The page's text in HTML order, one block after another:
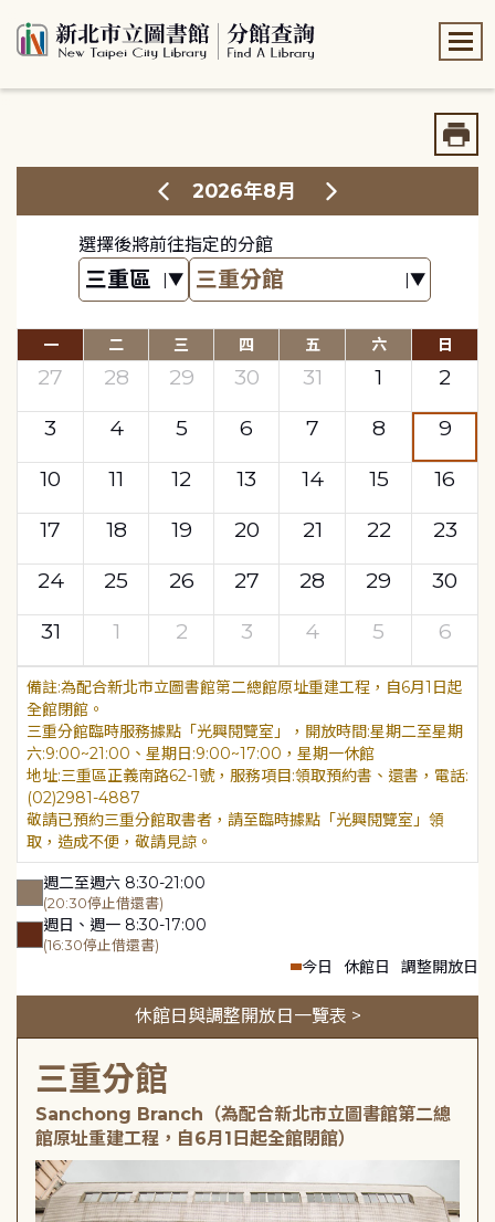
2026年8月
選擇後將前往指定的分館
一 二 三 四 五 六 日
27 28 29 30 31 1
2
3
4 5 6 7 8
9
10
11 12 13 14 15
16
17
18 19 20 21 22
23
24
25 26 27 28 29
30
31
1 2 3 4 5 6
為配合新北市立圖書館第二總館原址重建工程，自6月1日起
全館閉館。
三重分館臨時服務據點「光興閱覽室」，開放時間:星期二至星期
六:9:00~21:00、星期日:9:00~17:00，星期一休館
地址:三重區正義南路62-1號，服務項目:領取預約書、還書，電話:
(02)2981-4887
敬請已預約三重分館取書者，請至臨時據點「光興閱覽室」領
取，造成不便，敬請見諒。
週二至週六 8:30-21:00
(20:30停止借還書)
週日、週一 8:30-17:00
(16:30停止借還書)
今日 休館日 調整開放日
休館日與調整開放日一覽表 >
三重分館
Sanchong Branch（為配合新北市立圖書館第二總
館原址重建工程，自6月1日起全館閉館）